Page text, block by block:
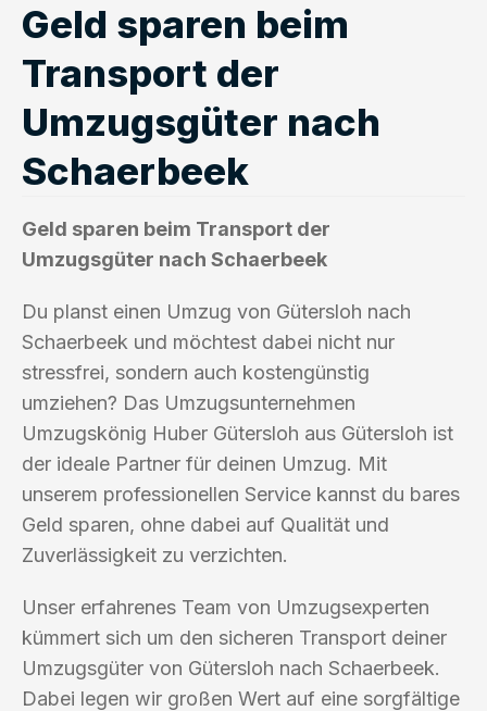
Geld sparen beim
Transport der
Umzugsgüter nach
Schaerbeek
Geld sparen beim Transport der
Umzugsgüter nach Schaerbeek
Du planst einen Umzug von Gütersloh nach
Schaerbeek und möchtest dabei nicht nur
stressfrei, sondern auch kostengünstig
umziehen? Das Umzugsunternehmen
Umzugskönig Huber Gütersloh aus Gütersloh ist
der ideale Partner für deinen Umzug. Mit
unserem professionellen Service kannst du bares
Geld sparen, ohne dabei auf Qualität und
Zuverlässigkeit zu verzichten.
Unser erfahrenes Team von Umzugsexperten
kümmert sich um den sicheren Transport deiner
Umzugsgüter von Gütersloh nach Schaerbeek.
Dabei legen wir großen Wert auf eine sorgfältige